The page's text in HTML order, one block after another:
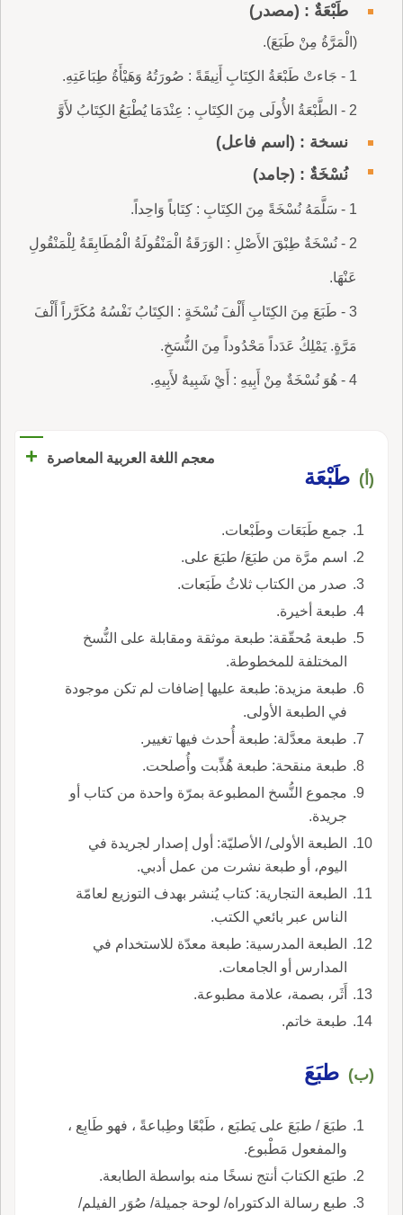
طَبْعَةٌ : (مصدر)
(الْمَرَّةُ مِنْ طَبَعَ).
1 - جَاءتْ طَبْعَةُ الكِتَابِ أَنِيقَةً : صُورَتُهُ وَهَيْأَةُ طِبَاعَتِهِ.
2 - الطَّبْعَةُ الأُولَى مِنَ الكِتَابِ : عِنْدَمَا يُطْبَعُ الكِتَابُ لأَوَّ
نسخة : (اسم فاعل)
نُسْخَةٌ : (جامد)
1 - سَلَّمَهُ نُسْخَةً مِنَ الكِتَابِ : كِتَاباً وَاحِداً.
2 - نُسْخَةٌ طِبْقَ الأَصْلِ : الوَرَقَةُ الْمَنْقُولَةُ الْمُطَابِقَةُ لِلْمَنْقُولِ
عَنْهَا.
3 - طَبَعَ مِنَ الكِتَابِ أَلْفَ نُسْخَةٍ : الكِتَابُ نَفْسُهُ مُكَرَّراً أَلْفَ
مَرَّةٍ. يَمْلِكُ عَدَداً مَحْدُوداً مِنَ النُّسَخِ.
4 - هُوَ نُسْخَةٌ مِنْ أَبِيهِ : أَيْ شَبِيهٌ لأَبِيهِ.
معجم اللغة العربية المعاصرة +
(أ) طَبْعَة
جمع طَبَعَات وطَبْعات.
اسم مرَّة من طبَعَ/ طبَعَ على.
صدر من الكتاب ثلاثُ طَبَعات.
طبعة أخيرة.
طبعة مُحقّقة: طبعة موثقة ومقابلة على النُّسخ
المختلفة للمخطوطة.
طبعة مزيدة: طبعة عليها إضافات لم تكن موجودة
في الطبعة الأولى.
طبعة معدَّلة: طبعة أُحدث فيها تغيير.
طبعة منقحة: طبعة هُذِّبت وأُصلحت.
مجموع النُّسخ المطبوعة بمرّة واحدة من كتاب أو
جريدة.
الطبعة الأولى/ الأصليّة: أول إصدار لجريدة في
اليوم، أو طبعة نشرت من عمل أدبي.
الطبعة التجارية: كتاب يُنشر بهدف التوزيع لعامّة
الناس عبر بائعي الكتب.
الطبعة المدرسية: طبعة معدّة للاستخدام في
المدارس أو الجامعات.
أَثَر، بصمة، علامة مطبوعة.
طبعة خاتم.
(ب) طبَعَ
طبَعَ / طبَعَ على يَطبَع ، طَبْعًا وطِباعةً ، فهو طَابِع ،
والمفعول مَطْبوع.
طبَع الكتابَ أنتج نسخًا منه بواسطة الطابعة.
طبع رسالة الدكتوراه/ لوحة جميلة/ صُوَر الفيلم/